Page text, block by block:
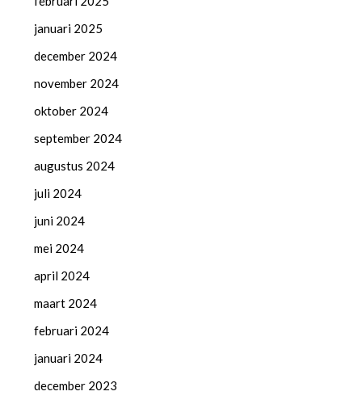
januari 2025
december 2024
november 2024
oktober 2024
september 2024
augustus 2024
juli 2024
juni 2024
mei 2024
april 2024
maart 2024
februari 2024
januari 2024
december 2023